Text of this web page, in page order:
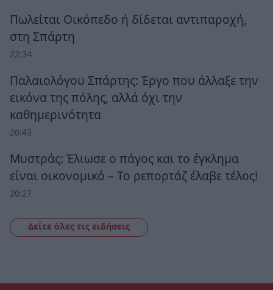
Πωλείται Οικόπεδο ή δίδεται αντιπαροχή,
στη Σπάρτη
22:34
Παλαιολόγου Σπάρτης: Έργο που άλλαξε την
εικόνα της πόλης, αλλά όχι την
καθημερινότητα
20:43
Μυστράς: Έλιωσε ο πάγος και το έγκλημα
είναι οικονομικό – Το ρεπορτάζ έλαβε τέλος!
20:27
Δείτε όλες τις ειδήσεις